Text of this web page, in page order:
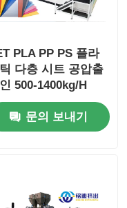
PLA PP PS 플라
다층 시트 공압출
500-1400kg/H
문의 보내기